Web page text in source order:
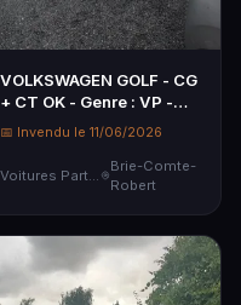
VOLKSWAGEN GOLF - CG
+ CT OK - Genre : VP -
Carrosserie : CI…
📅 Invendu le 11/06/2026
Brie-Comte-
Robert